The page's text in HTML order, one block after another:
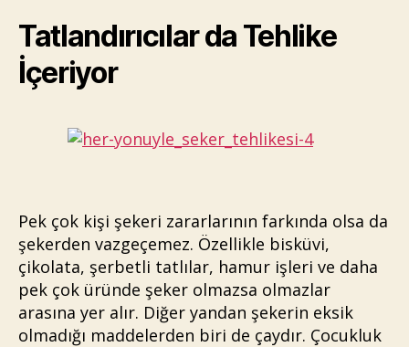
Tatlandırıcılar da Tehlike
İçeriyor
Pek çok kişi şekeri zararlarının farkında olsa da
şekerden vazgeçemez. Özellikle bisküvi,
çikolata, şerbetli tatlılar, hamur işleri ve daha
pek çok üründe şeker olmazsa olmazlar
arasına yer alır. Diğer yandan şekerin eksik
olmadığı maddelerden biri de çaydır. Çocukluk